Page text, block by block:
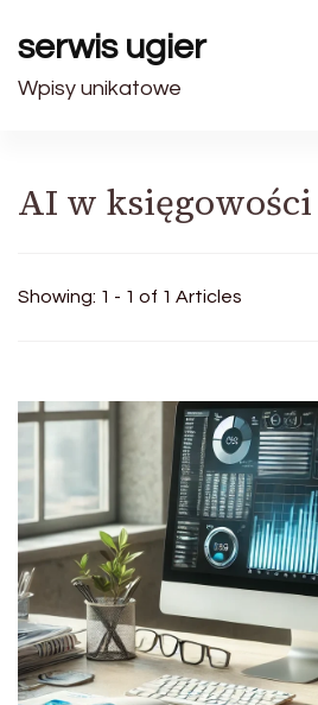
serwis ugier
Wpisy unikatowe
AI w księgowości
Showing: 1 - 1 of 1 Articles